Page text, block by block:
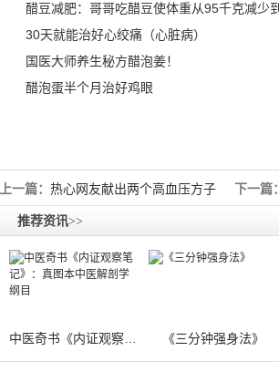
30天就能治好心绞痛（心脏病）
国医大师养生秘方醋泡姜！
醋泡蛋半个月治好鸡眼
上一篇： 热心网友献出两个高血压方子 下一篇：
推荐资讯>>
《三分钟强身法》